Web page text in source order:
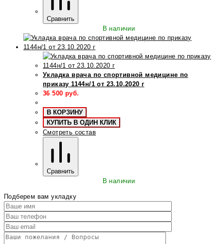
Сравнить
В наличии
Укладка врача по спортивной медицине по
приказу 1144н/1 от 23.10.2020 г
36 500 руб.
В КОРЗИНУ
КУПИТЬ В ОДИН КЛИК
Смотреть состав
Сравнить
В наличии
Подберем вам укладку